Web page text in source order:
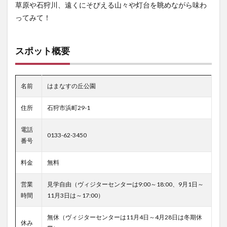
草原や石狩川、遠くにそびえる山々や灯台を眺めながら味わ
ってみて！
スポット概要
名前 はまなすの丘公園
住所 石狩市浜町29-1
電話
番号
0133-62-3450
料金 無料
営業
時間
見学自由（ヴィジターセンターは9:00～18:00、9月1日～
11月3日は～17:00）
休み
無休（ヴィジターセンターは11月4日～4月28日は冬期休